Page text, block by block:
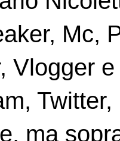
Mc,
Vlogger
ma